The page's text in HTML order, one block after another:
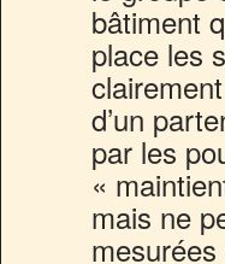
bâtiment
place les
d’un
par les
«
mais ne